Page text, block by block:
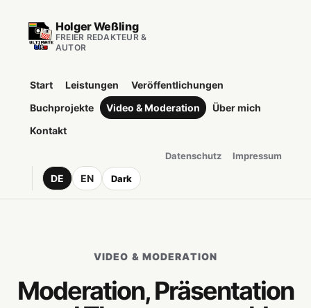
Holger Weßling
FREIER REDAKTEUR &
AUTOR
Start Leistungen
Veröffentlichungen
Buchprojekte
Video & Moderation
Über mich
Kontakt
Datenschutz Impressum
DE EN Dark
VIDEO & MODERATION
Moderation, Präsentation